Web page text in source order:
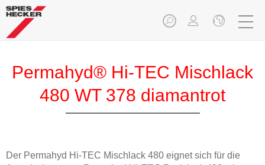
Permahyd® Hi-TEC Mischlack
480 WT 378 diamantrot
Der Permahyd Hi-TEC Mischlack 480 eignet sich für die